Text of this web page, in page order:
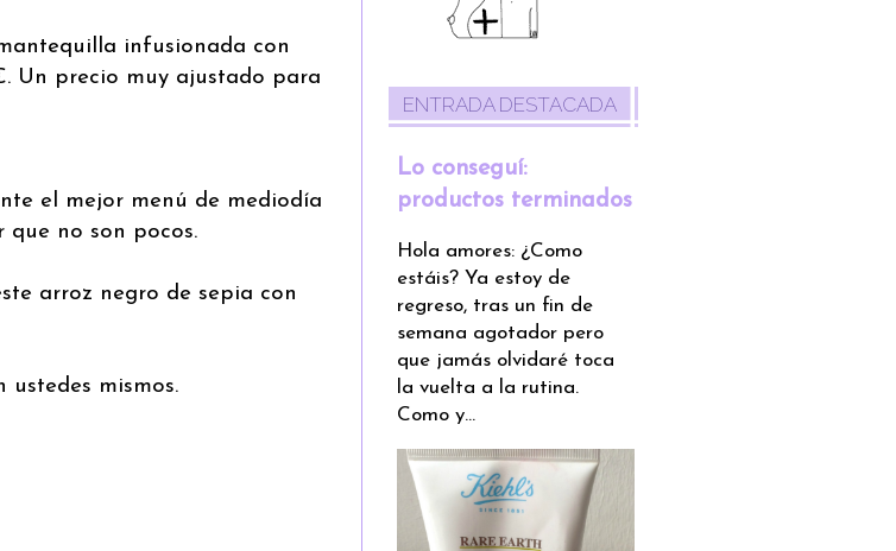
infusionada con
Un precio muy ajustado para
el mejor menú de mediodía
no son pocos.
arroz negro de sepia con
ustedes mismos.
ENTRADA DESTACADA
Lo conseguí:
productos terminados
Hola amores: ¿Como
estáis? Ya estoy de
regreso, tras un fin de
semana agotador pero
que jamás olvidaré toca
la vuelta a la rutina.
Como y...